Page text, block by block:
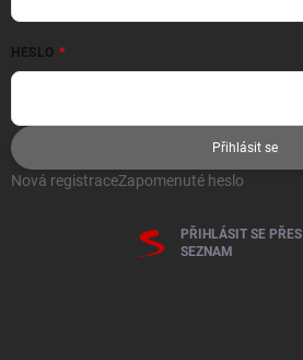
HESLO
Přihlásit se
Nová registraceZapomenuté heslo
PŘIHLÁSIT SE PŘES
SEZNAM